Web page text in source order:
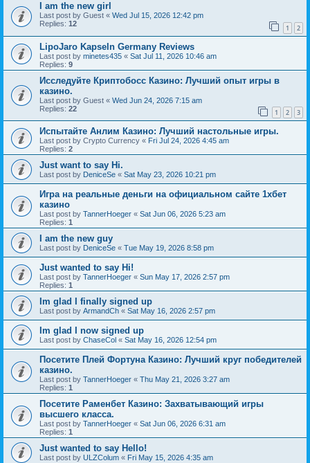
I am the new girl
Last post by Guest « Wed Jul 15, 2026 12:42 pm
Replies: 12 1 2
LipoJaro Kapseln Germany Reviews
Last post by minetes435 « Sat Jul 11, 2026 10:46 am
Replies: 9
Исследуйте Криптобосс Казино: Лучший опыт игры в
казино.
Last post by Guest « Wed Jun 24, 2026 7:15 am
Replies: 22 1 2 3
Испытайте Анлим Казино: Лучший настольные игры.
Last post by Crypto Currency « Fri Jul 24, 2026 4:45 am
Replies: 2
Just want to say Hi.
Last post by DeniceSe « Sat May 23, 2026 10:21 pm
Игра на реальные деньги на официальном сайте 1хбет
казино
Last post by TannerHoeger « Sat Jun 06, 2026 5:23 am
Replies: 1
I am the new guy
Last post by DeniceSe « Tue May 19, 2026 8:58 pm
Just wanted to say Hi!
Last post by TannerHoeger « Sun May 17, 2026 2:57 pm
Replies: 1
Im glad I finally signed up
Last post by ArmandCh « Sat May 16, 2026 2:57 pm
Im glad I now signed up
Last post by ChaseCol « Sat May 16, 2026 12:54 pm
Посетите Плей Фортуна Казино: Лучший круг победителей
казино.
Last post by TannerHoeger « Thu May 21, 2026 3:27 am
Replies: 1
Посетите Раменбет Казино: Захватывающий игры
высшего класса.
Last post by TannerHoeger « Sat Jun 06, 2026 6:31 am
Replies: 1
Just wanted to say Hello!
Last post by ULZColum « Fri May 15, 2026 4:35 am